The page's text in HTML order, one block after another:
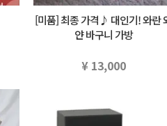
[미품] 최종 가격♪ 대인기! 와란
얀 바구니 가방
¥ 13,000